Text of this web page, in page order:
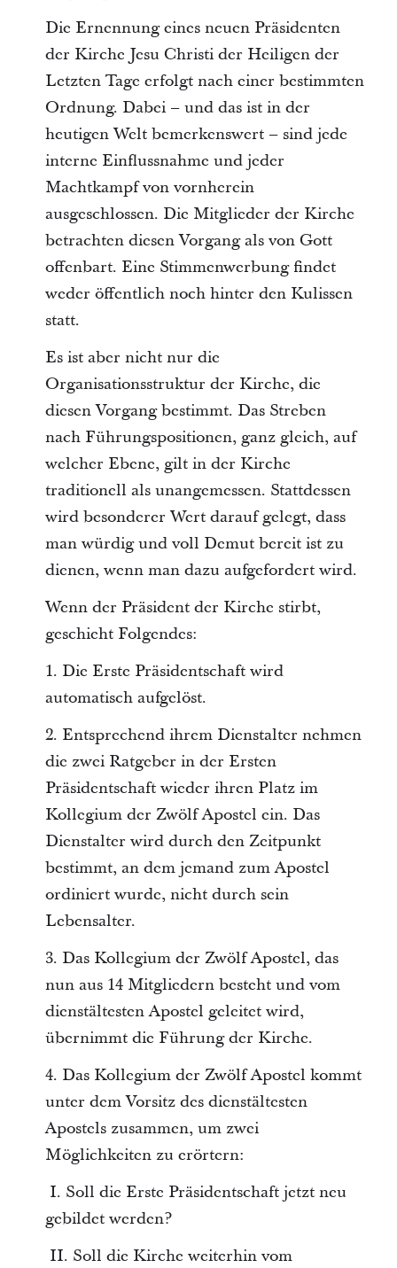
Die Ernennung eines neuen Präsidenten
der Kirche Jesu Christi der Heiligen der
Letzten Tage erfolgt nach einer bestimmten
Ordnung. Dabei – und das ist in der
heutigen Welt bemerkenswert – sind jede
interne Einflussnahme und jeder
Machtkampf von vornherein
ausgeschlossen. Die Mitglieder der Kirche
betrachten diesen Vorgang als von Gott
offenbart. Eine Stimmenwerbung findet
weder öffentlich noch hinter den Kulissen
statt.
Es ist aber nicht nur die
Organisationsstruktur der Kirche, die
diesen Vorgang bestimmt. Das Streben
nach Führungspositionen, ganz gleich, auf
welcher Ebene, gilt in der Kirche
traditionell als unangemessen. Stattdessen
wird besonderer Wert darauf gelegt, dass
man würdig und voll Demut bereit ist zu
dienen, wenn man dazu aufgefordert wird.
Wenn der Präsident der Kirche stirbt,
geschieht Folgendes:
1. Die Erste Präsidentschaft wird
automatisch aufgelöst.
2. Entsprechend ihrem Dienstalter nehmen
die zwei Ratgeber in der Ersten
Präsidentschaft wieder ihren Platz im
Kollegium der Zwölf Apostel ein. Das
Dienstalter wird durch den Zeitpunkt
bestimmt, an dem jemand zum Apostel
ordiniert wurde, nicht durch sein
Lebensalter.
3. Das Kollegium der Zwölf Apostel, das
nun aus 14 Mitgliedern besteht und vom
dienstältesten Apostel geleitet wird,
übernimmt die Führung der Kirche.
4. Das Kollegium der Zwölf Apostel kommt
unter dem Vorsitz des dienstältesten
Apostels zusammen, um zwei
Möglichkeiten zu erörtern:
I. Soll die Erste Präsidentschaft jetzt neu
gebildet werden?
II. Soll die Kirche weiterhin vom